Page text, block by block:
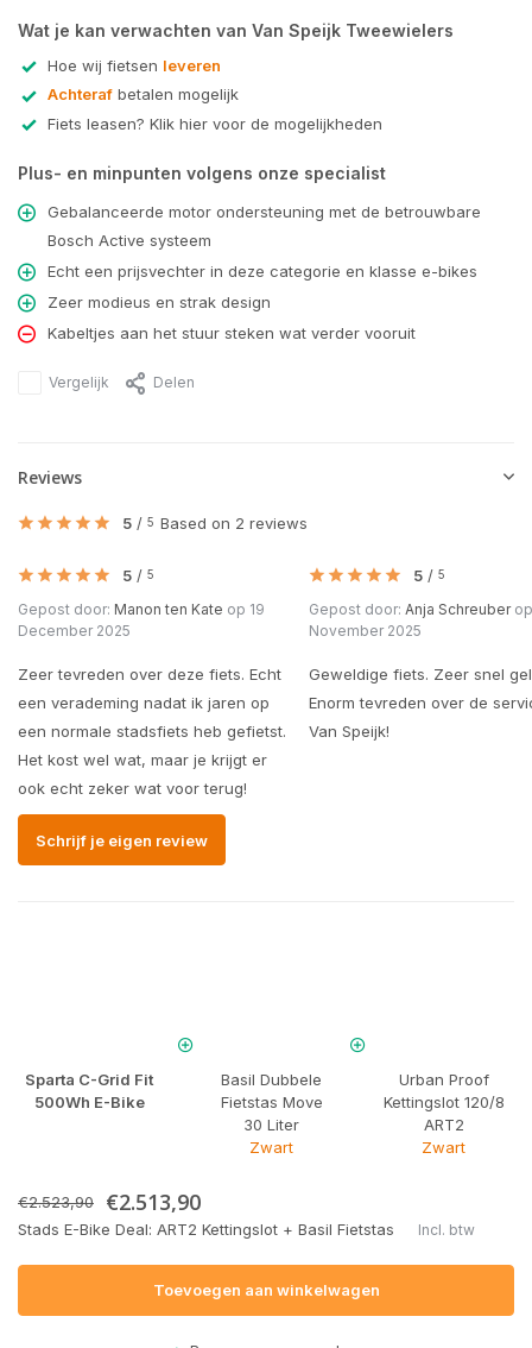
Wat je kan verwachten van Van Speijk Tweewielers
Hoe wij fietsen leveren
Achteraf betalen mogelijk
Fiets leasen? Klik hier voor de mogelijkheden
Plus- en minpunten volgens onze specialist
Gebalanceerde motor ondersteuning met de betrouwbare
Bosch Active systeem
Echt een prijsvechter in deze categorie en klasse e-bikes
Zeer modieus en strak design
Kabeltjes aan het stuur steken wat verder vooruit
Vergelijk Delen
Reviews
5 / 5 Based on 2 reviews
5 / 5
Gepost door: Manon ten Kate op 19
December 2025
Zeer tevreden over deze fiets. Echt
een verademing nadat ik jaren op
een normale stadsfiets heb gefietst.
Het kost wel wat, maar je krijgt er
ook echt zeker wat voor terug!
5 / 5
Gepost door: Anja Schreuberop
November 2025
Geweldige fiets. Zeer snel
Enorm tevreden over de
Van Speijk!
Schrijf je eigen review
Sparta C-Grid Fit
500Wh E-Bike
Basil Dubbele
Fietstas Move
30 Liter
Zwart
Urban Proof
Kettingslot 120/8
ART2
Zwart
€2.523,90 €2.513,90
Stads E-Bike Deal: ART2 Kettingslot + Basil Fietstas Incl. btw
Toevoegen aan winkelwagen